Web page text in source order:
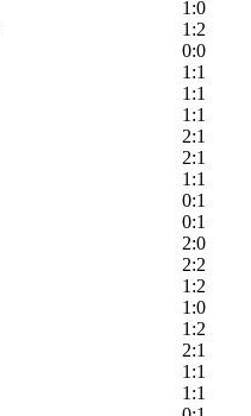
1:0
1:2
0:0
1:1
1:1
1:1
2:1
2:1
1:1
0:1
0:1
2:0
2:2
1:2
1:0
1:2
2:1
1:1
1:1